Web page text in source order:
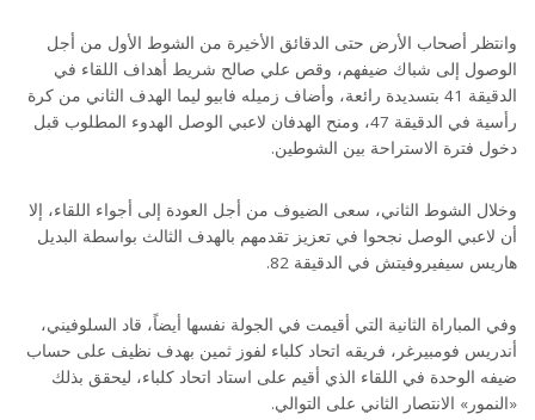
وانتظر أصحاب الأرض حتى الدقائق الأخيرة من الشوط الأول من أجل
الوصول إلى شباك ضيفهم، وقص علي صالح شريط أهداف اللقاء في
الدقيقة 41 بتسديدة رائعة، وأضاف زميله فابيو ليما الهدف الثاني من كرة
رأسية في الدقيقة 47، ومنح الهدفان لاعبي الوصل الهدوء المطلوب قبل
دخول فترة الاستراحة بين الشوطين.
وخلال الشوط الثاني، سعى الضيوف من أجل العودة إلى أجواء اللقاء، إلا
أن لاعبي الوصل نجحوا في تعزيز تقدمهم بالهدف الثالث بواسطة البديل
هاريس سيفيروفيتش في الدقيقة 82.
وفي المباراة الثانية التي أقيمت في الجولة نفسها أيضاً، قاد السلوفيني،
أندريس فومبيرغر، فريقه اتحاد كلباء لفوز ثمين بهدف نظيف على حساب
ضيفه الوحدة في اللقاء الذي أقيم على استاد اتحاد كلباء، ليحقق بذلك
«النمور» الانتصار الثاني على التوالي.